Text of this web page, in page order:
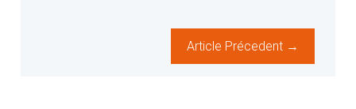
Article Précedent →